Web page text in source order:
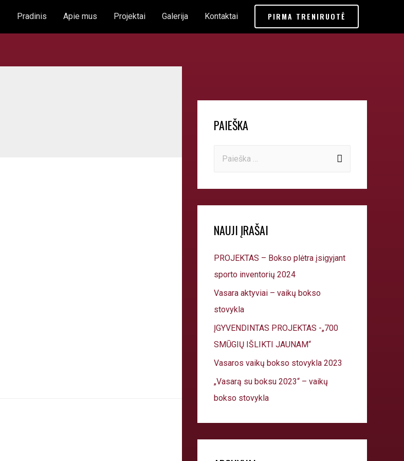
Pradinis Apie mus Projektai Galerija Kontaktai PIRMA TRENIRUOTĖ
PAIEŠKA
NAUJI ĮRAŠAI
PROJEKTAS – Bokso plėtra įsigyjant
sporto inventorių 2024
Vasara aktyviai – vaikų bokso
stovykla
ĮGYVENDINTAS PROJEKTAS -„700
SMŪGIŲ IŠLIKTI JAUNAM“
Vasaros vaikų bokso stovykla 2023
„Vasarą su boksu 2023“ – vaikų
bokso stovykla